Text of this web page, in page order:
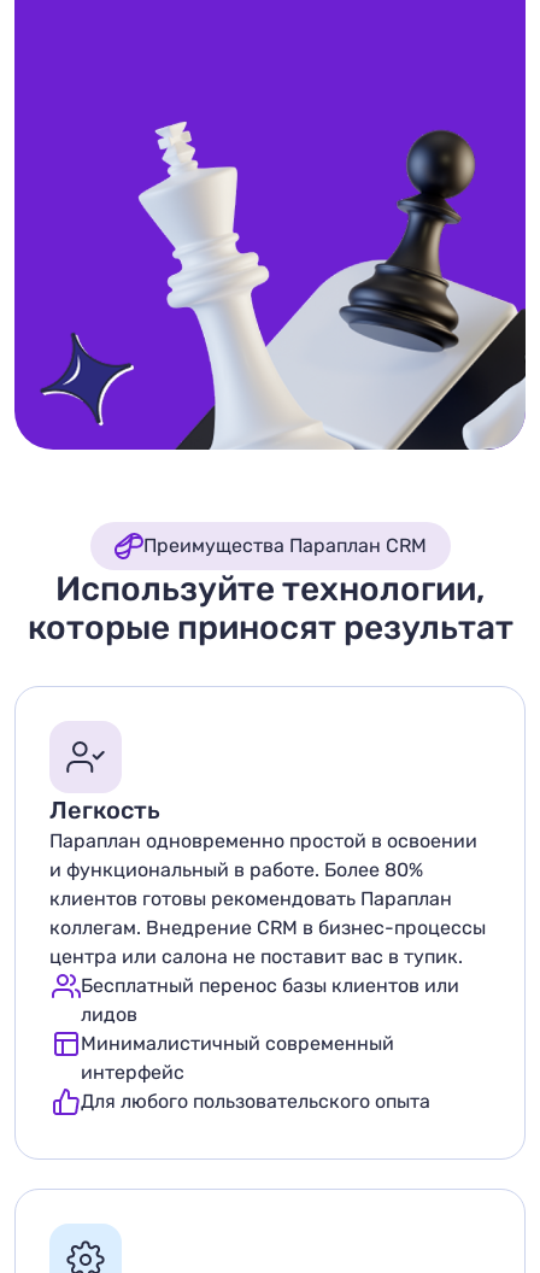
Преимущества Параплан CRM
Используйте технологии,
которые приносят результат
Легкость
Параплан одновременно простой в освоении
и функциональный в работе. Более 80%
клиентов готовы рекомендовать Параплан
коллегам. Внедрение CRM в бизнес-процессы
центра или салона не поставит вас в тупик.
Бесплатный перенос базы клиентов или
лидов
Минималистичный современный
интерфейс
Для любого пользовательского опыта